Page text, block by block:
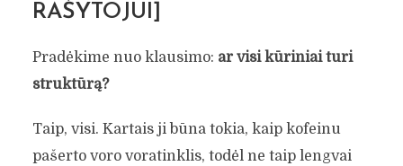
RAŠYTOJUI]
Pradėkime nuo klausimo: ar visi kūriniai turi
struktūrą?
Taip, visi. Kartais ji būna tokia, kaip kofeinu
pašerto voro voratinklis, todėl ne taip lengvai